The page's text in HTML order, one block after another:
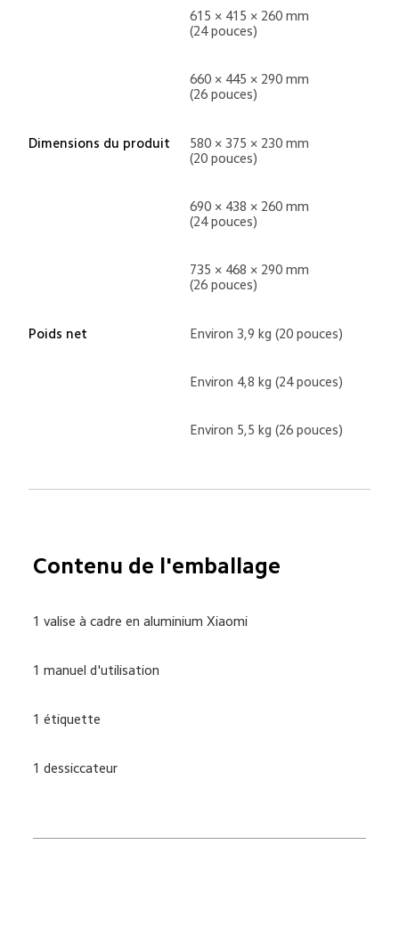
615 × 415 × 260 mm
(24 pouces)
660 × 445 × 290 mm
(26 pouces)
Dimensions du produit
580 × 375 × 230 mm
(20 pouces)
690 × 438 × 260 mm
(24 pouces)
735 × 468 × 290 mm
(26 pouces)
Poids net Environ 3,9 kg (20 pouces)
Environ 4,8 kg (24 pouces)
Environ 5,5 kg (26 pouces)
Contenu de l'emballage
1 valise à cadre en aluminium Xiaomi
1 manuel d'utilisation
1 étiquette
1 dessiccateur